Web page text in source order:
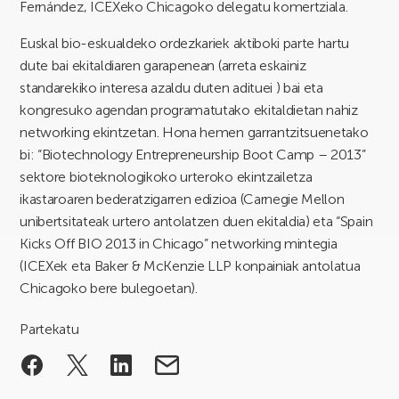
Fernández, ICEXeko Chicagoko delegatu komertziala.
Euskal bio-eskualdeko ordezkariek aktiboki parte hartu
dute bai ekitaldiaren garapenean (arreta eskainiz
standarekiko interesa azaldu duten adituei ) bai eta
kongresuko agendan programatutako ekitaldietan nahiz
networking ekintzetan. Hona hemen garrantzitsuenetako
bi: “Biotechnology Entrepreneurship Boot Camp – 2013”
sektore bioteknologikoko urteroko ekintzailetza
ikastaroaren bederatzigarren edizioa (Carnegie Mellon
unibertsitateak urtero antolatzen duen ekitaldia) eta “Spain
Kicks Off BIO 2013 in Chicago” networking mintegia
(ICEXek eta Baker & McKenzie LLP konpainiak antolatua
Chicagoko bere bulegoetan).
Partekatu